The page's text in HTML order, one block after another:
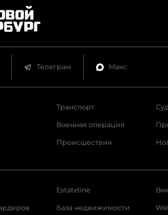
Телеграм Макс
Транспорт
Военная операция
Происшествия
Estateline
База недвижимости